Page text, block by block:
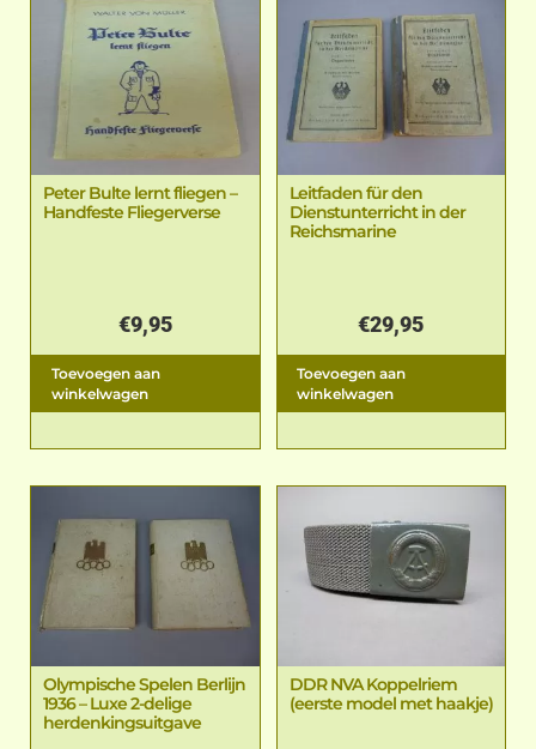
Peter Bulte lernt fliegen –
Handfeste Fliegerverse
€9,95
Toevoegen aan
winkelwagen
Leitfaden für den
Dienstunterricht in der
Reichsmarine
€29,95
Toevoegen aan
winkelwagen
Olympische Spelen Berlijn
1936 – Luxe 2-delige
herdenkingsuitgave
DDR NVA Koppelriem
(eerste model met haakje)